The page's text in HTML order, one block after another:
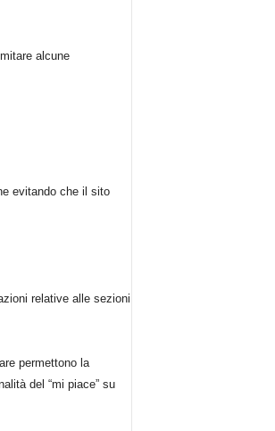
alcune
evitando che il sito
relative alle sezioni
permettono la
del “mi piace” su